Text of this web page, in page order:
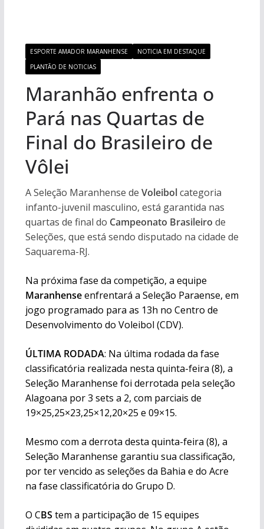
ESPORTE AMADOR MARANHENSE
NOTICIA EM DESTAQUE
PLANTÃO DE NOTICIAS
Maranhão enfrenta o
Pará nas Quartas de
Final do Brasileiro de
Vôlei
A Seleção Maranhense de Voleibolcategoria
infanto-juvenil masculino, está garantida nas
quartas de final do Campeonato Brasileiro de
Seleções, que está sendo disputado na cidade de
Saquarema-RJ.
Na próxima fase da competição, a equipe
Maranhenseenfrentará a Seleção Paraense, em
jogo programado para as 13h no Centro de
Desenvolvimento do Voleibol (CDV).
ÚLTIMA RODADA: Na última rodada da fase
classificatória realizada nesta quinta-feira (8), a
Seleção Maranhense foi derrotada pela seleção
Alagoana por 3 sets a 2, com parciais de
19×25,25×23,25×12,20×25 e 09×15.
Mesmo com a derrota desta quinta-feira (8), a
Seleção Maranhense garantiu sua classificação,
por ter vencido as seleções da Bahia e do Acre
na fase classificatória do Grupo D.
O CBS tem a participação de 15 equipes